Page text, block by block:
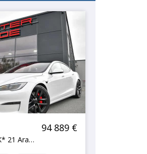
Plaid Tri-Motor* AHK* 21 Arachnid*
94 889 €